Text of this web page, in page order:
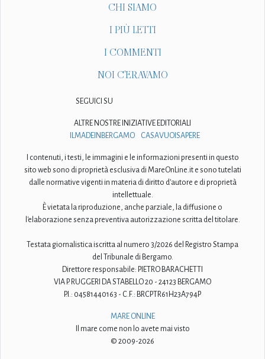
CHI SIAMO
I PIÙ LETTI
I COMMENTI
NOI C'ERAVAMO
SEGUICI SU
ALTRE NOSTRE INIZIATIVE EDITORIALI
ILMADEINBERGAMO
CASAVUOISAPERE
I contenuti, i testi, le immagini e le informazioni presenti in questo
sito web sono di proprietà esclusiva di MareOnLine.it e sono tutelati
dalle normative vigenti in materia di diritto d'autore e di proprietà
intellettuale.
È vietata la riproduzione, anche parziale, la diffusione o
l'elaborazione senza preventiva autorizzazione scritta del titolare.
Testata giornalistica iscritta al numero 3/2026 del Registro Stampa
del Tribunale di Bergamo.
Direttore responsabile: PIETRO BARACHETTI
VIA P. RUGGERI DA STABELLO 20 - 24123 BERGAMO
P.I.: 04581440163 - C.F.: BRCPTR61H23A794P
MARE ONLINE
Il mare come non lo avete mai visto
© 2009-2026